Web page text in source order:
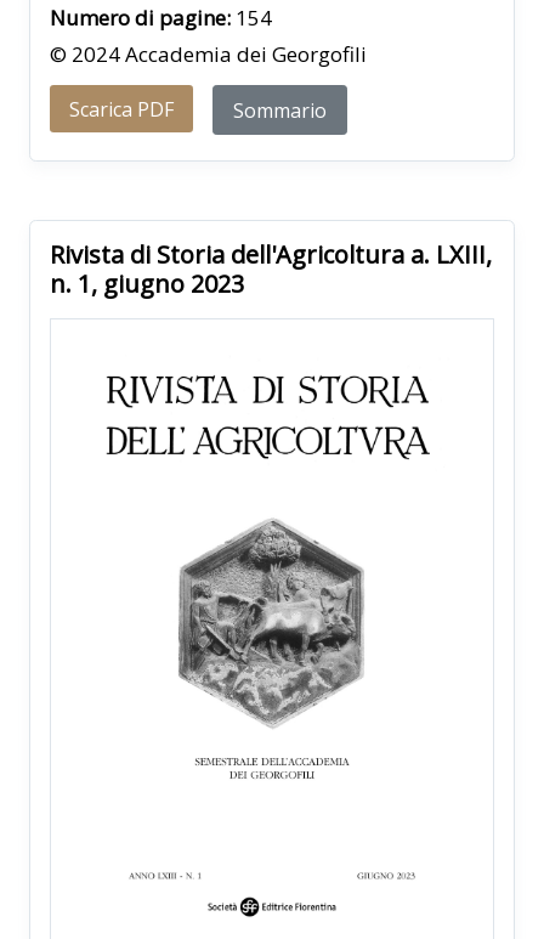
Numero di pagine: 154
© 2024 Accademia dei Georgofili
Scarica PDF Sommario
Rivista di Storia dell'Agricoltura a. LXIII,
n. 1, giugno 2023